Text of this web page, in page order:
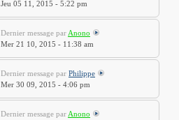
Jeu 05 11, 2015 - 5:22 pm
Dernier message par Anono
Mer 21 10, 2015 - 11:38 am
Dernier message par Philippe
Mer 30 09, 2015 - 4:06 pm
Dernier message par Anono